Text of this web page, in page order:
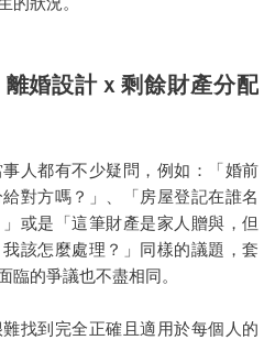
婚設計ｘ剩餘財產分配
人都有不少疑問，例如：「婚前
對方嗎？」、「房屋登記在誰名
或是「這筆財產是家人贈與，但
該怎麼處理？」同樣的議題，套
臨的爭議也不盡相同。
找到完全正確且適用於每個人的